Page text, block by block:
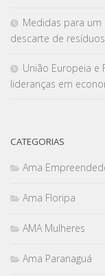
Medidas para
descarte de
União Europeia e
lideranças em
CATEGORIAS
Ama
Ama Floripa
AMA Mulheres
Ama Paranaguá